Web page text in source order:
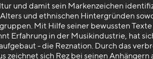
und damit sein Markenzeichen
Alters und ethnischen Hintergründen
Mit Hilfe seiner bewussten
Erfahrung in der Musikindustrie, hat
- die Reznation. Durch das
zeichnet sich Rez bei seinen Anhängern